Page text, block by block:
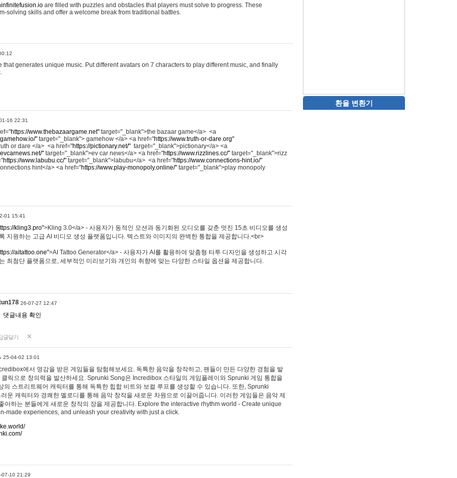
are filled with puzzles and obstacles that players must solve to progress. These
solving skills and offer a welcome break from traditional battles.
that generates unique music. Put different avatars on 7 characters to play different music, and finally
16 22:31
https://www.thebazaargame.net" target="_blank">the bazaar game</a> <a
" target="_blank"> gamehow </a> <a href="https://www.truth-or-dare.org"
or dare </a> <a href="https://pictionary.net/" target="_blank">pictionary</a> <a
" target="_blank">ev car news</a> <a href="https://www.rizzlines.cc/" target="_blank">rizz
https://www.labubu.cc/" target="_blank">labubu</a> <a href="https://www.connections-hint.io/"
hint</a> <a href="https://www.play-monopoly.online/" target="_blank">play monopoly
01 15:41
kling3.pro">Kling 3.0</a> - 사용자가 동적인 모션과 동기화된 오디오를 갖춘 멋진 15초 비디오를 생성
지원하는 고급 AI 비디오 생성 플랫폼입니다. 텍스트와 이미지의 완벽한 통합을 제공합니다.<br>
aitattoo.one">AI Tattoo Generator</a> - 사용자가 AI를 활용하여 맞춤형 타투 디자인을 생성하고 시각
최첨단 플랫폼으로, 세부적인 미리보기와 개인의 취향에 맞는 다양한 스타일 옵션을 제공합니다.
26-07-27 12:47
댓글내용 확인
글달기
25-04-02 13:01
에서 영감을 받은 게임들을 탐험해보세요. 독특한 음악을 창작하고, 팬들이 만든 다양한 경험을 발
클릭으로 창의력을 발산하세요. Sprunki Song은 Incredibox 스타일의 게임플레이와 Sprunki 게임 통합을
의 스트리트웨어 캐릭터를 통해 독특한 힙합 비트와 보컬 루프를 생성할 수 있습니다. 또한, Sprunki
운 캐릭터와 경쾌한 멜로디를 통해 음악 창작을 새로운 차원으로 이끌어줍니다. 이러한 게임들은 음악 제
아하는 분들에게 새로운 창작의 장을 제공합니다. Explore the interactive rhythm world - Create unique
made experiences, and unleash your creativity with just a click.
07-10 21:29
환율 변환기